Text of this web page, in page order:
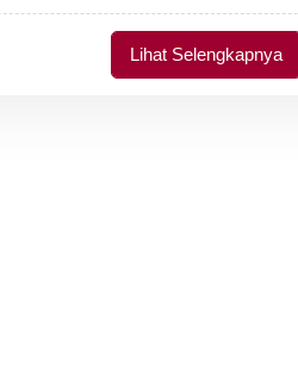
Lihat Selengkapnya